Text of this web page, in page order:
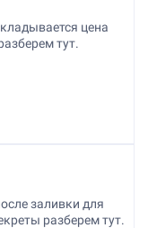
цена
тут.
заливки для
разберем тут.